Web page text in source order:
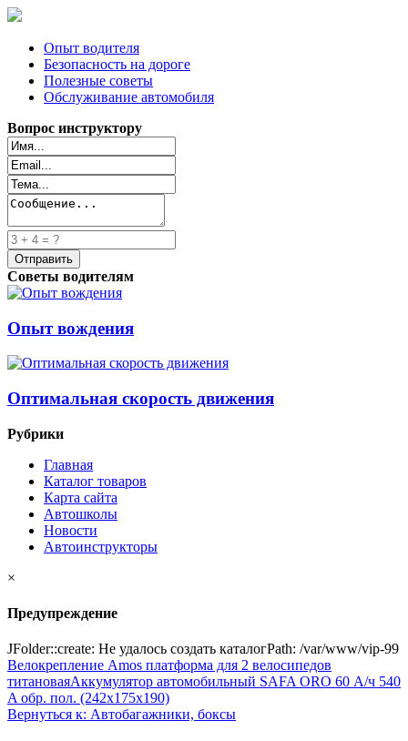
Опыт водителя
Безопасность на дороге
Полезные советы
Обслуживание автомобиля
Вопрос инструктору
Советы водителям
Опыт вождения
Оптимальная скорость движения
Рубрики
Главная
Каталог товаров
Карта сайта
Автошколы
Новости
Автоинструкторы
×
Предупреждение
JFolder::create: Не удалось создать каталогPath: /var/www/vip-99
Велокрепление Amos платформа для 2 велосипедов
титановаяАккумулятор автомобильный SAFA ORO 60 А/ч 540
A обр. пол. (242x175x190)
Вернуться к: Автобагажники, боксы